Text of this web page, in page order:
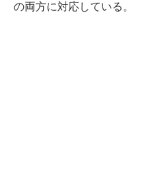
の両方に対応している。